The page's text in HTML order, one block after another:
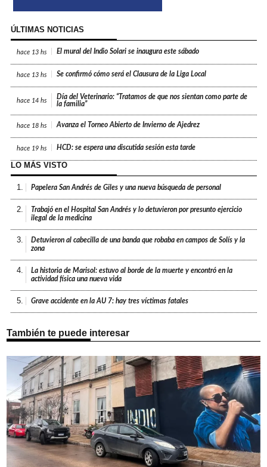
ÚLTIMAS NOTICIAS
hace 13 hs El mural del Indio Solari se inaugura este sábado
hace 13 hs Se confirmó cómo será el Clausura de la Liga Local
hace 14 hs
Día del Veterinario: “Tratamos de que nos sientan como parte de
la familia”
hace 18 hs Avanza el Torneo Abierto de Invierno de Ajedrez
hace 19 hs HCD: se espera una discutida sesión esta tarde
LO MÁS VISTO
1. Papelera San Andrés de Giles y una nueva búsqueda de personal
2.
Trabajó en el Hospital San Andrés y lo detuvieron por presunto ejercicio
ilegal de la medicina
3.
Detuvieron al cabecilla de una banda que robaba en campos de Solís y la
zona
4.
La historia de Marisol: estuvo al borde de la muerte y encontró en la
actividad física una nueva vida
5. Grave accidente en la AU 7: hay tres víctimas fatales
También te puede interesar